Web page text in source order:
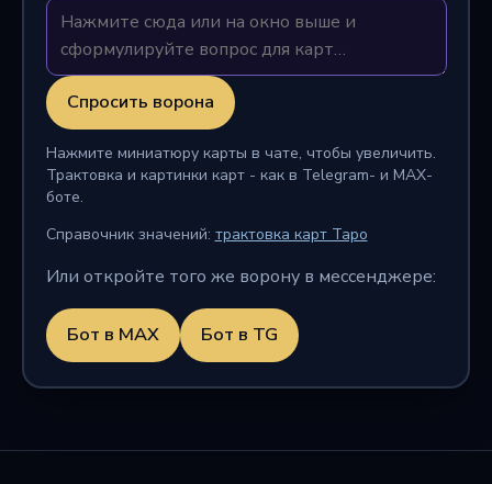
Спросить ворона
Нажмите миниатюру карты в чате, чтобы увеличить.
Трактовка и картинки карт - как в Telegram- и MAX-
боте.
Справочник значений: трактовка карт Таро
Или откройте того же ворону в мессенджере:
Бот в MAX Бот в TG